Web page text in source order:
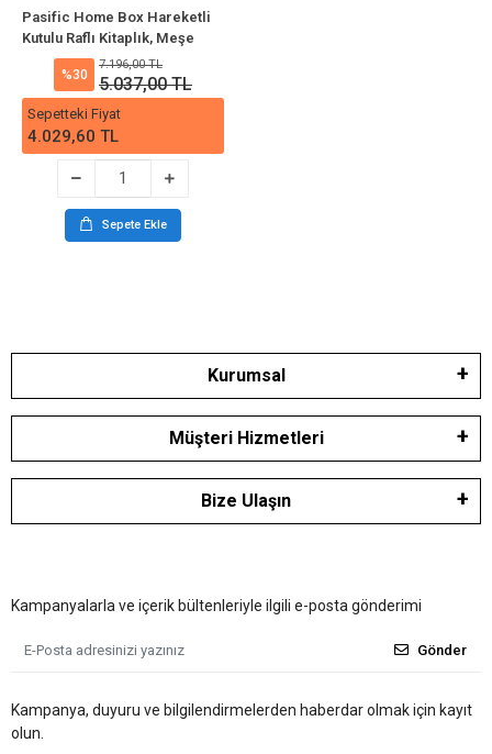
Pasific Home Box Hareketli
Kutulu Raflı Kitaplık, Meşe
%30
7.196,00 TL
5.037,00 TL
Sepetteki Fiyat
4.029,60 TL
Sepete Ekle
Kurumsal
Müşteri Hizmetleri
Bize Ulaşın
Kampanyalarla ve içerik bültenleriyle ilgili e-posta gönderimi
Gönder
Kampanya, duyuru ve bilgilendirmelerden haberdar olmak için kayıt
olun.